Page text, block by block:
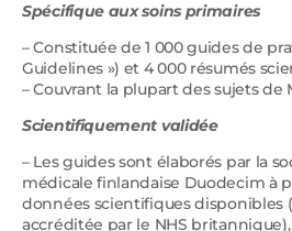
Spécifique aux soins primaires
– Constituée de 1 000 guides de
Guidelines ») et 4 000 résumés
– Couvrant la plupart des sujets de
Scientifiquement validée
– Les guides sont élaborés par la
médicale finlandaise Duodecim à
données scientifiques disponibles
accréditée par le NHS